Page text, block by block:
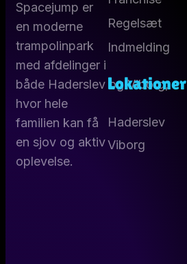
Spacejump er
en moderne
trampolinpark
med afdelinger i
både Haderslev og Viborg,
hvor hele
familien kan få
en sjov og aktiv
oplevelse.
Regelsæt
Indmelding
Lokationer
Haderslev
Viborg